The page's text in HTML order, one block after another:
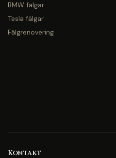
BMW fälgar
Tesla fälgar
Fälgrenovering
Kontakt